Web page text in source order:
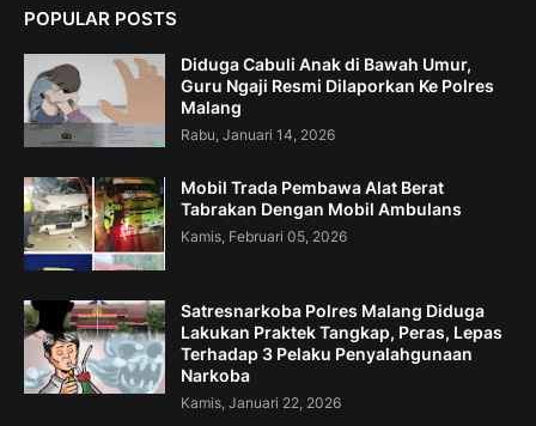
POPULAR POSTS
Diduga Cabuli Anak di Bawah Umur,
Guru Ngaji Resmi Dilaporkan Ke Polres
Malang
Rabu, Januari 14, 2026
Mobil Trada Pembawa Alat Berat
Tabrakan Dengan Mobil Ambulans
Kamis, Februari 05, 2026
Satresnarkoba Polres Malang Diduga
Lakukan Praktek Tangkap, Peras, Lepas
Terhadap 3 Pelaku Penyalahgunaan
Narkoba
Kamis, Januari 22, 2026